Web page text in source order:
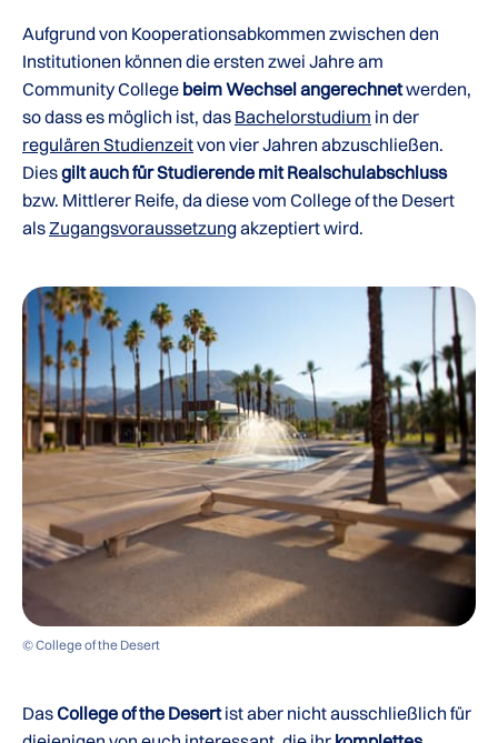
Aufgrund von Kooperationsabkommen zwischen den
Institutionen können die ersten zwei Jahre am
Community College beim Wechsel angerechnetwerden,
so dass es möglich ist, das Bachelorstudium in der
regulären Studienzeitvon vier Jahren abzuschließen.
Diesgilt auch für Studierende mit Realschulabschluss
bzw. Mittlerer Reife, da diese vom College of the Desert
alsZugangsvoraussetzung akzeptiert wird.
© College of the Desert
DasCollege of the Desertist aber nicht ausschließlich für